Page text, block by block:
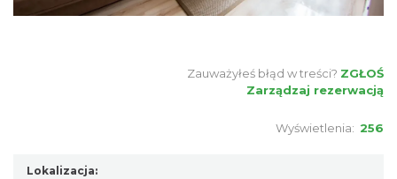
Zauważyłeś błąd w treści? ZGŁOŚ
Zarządzaj rezerwacją
Wyświetlenia: 256
Lokalizacja: